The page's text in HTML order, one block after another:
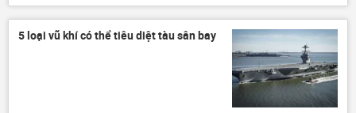
Châu Á
Trung Quốc Quân đội Mỹ
5 loại vũ khí có thể tiêu diệt tàu sân bay